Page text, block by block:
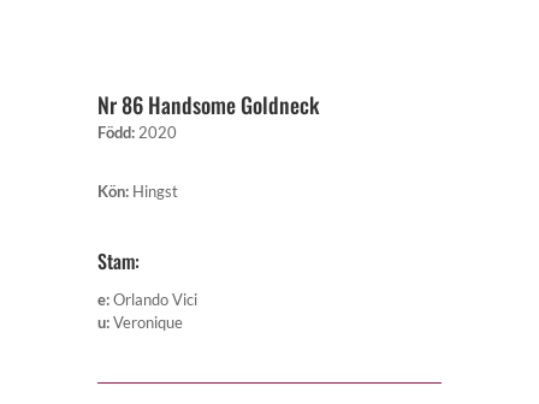
Nr 86 Handsome Goldneck
Född: 2020
Kön: Hingst
Stam:
e:Orlando Vici
u:Veronique